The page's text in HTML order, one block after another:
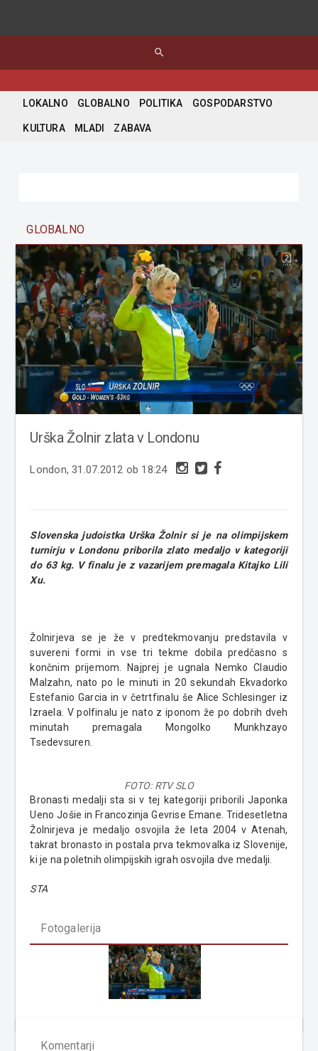
search
LOKALNO GLOBALNO POLITIKA GOSPODARSTVO
KULTURA MLADI ZABAVA
GLOBALNO
Urška Žolnir zlata v Londonu
London, 31.07.2012 ob 18:24
Slovenska judoistka Urška Žolnir si je na olimpijskem
turnirju v Londonu priborila zlato medaljo v kategoriji
do 63 kg. V finalu je z vazarijem premagala Kitajko Lili
Xu.
Žolnirjeva se je že v predtekmovanju predstavila v
suvereni formi in vse tri tekme dobila predčasno s
končnim prijemom. Najprej je ugnala Nemko Claudio
Malzahn, nato po le minuti in 20 sekundah Ekvadorko
Estefanio Garcia in v četrtfinalu še Alice Schlesinger iz
Izraela. V polfinalu je nato z iponom že po dobrih dveh
minutah premagala Mongolko Munkhzayo
Tsedevsuren.
FOTO: RTV SLO
Bronasti medalji sta si v tej kategoriji priborili Japonka
Ueno Jošie in Francozinja Gevrise Emane. Tridesetletna
Žolnirjeva je medaljo osvojila že leta 2004 v Atenah,
takrat bronasto in postala prva tekmovalka iz Slovenije,
ki je na poletnih olimpijskih igrah osvojila dve medalji.
STA
Fotogalerija
Komentarji